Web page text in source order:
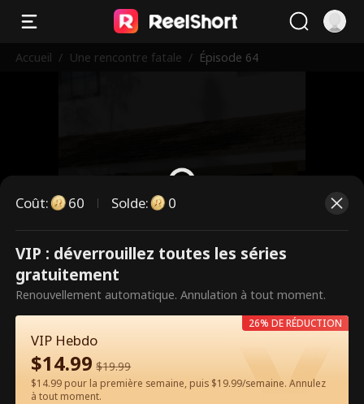
Accueil / Une rencontre fatale / Épisode 64
Ce sont des épisodes payants.
Débloquez pour regarder.
Regarder gratuitement sur l'App
Coût: 60 Solde: 0
VIP : déverrouillez toutes les séries
gratuitement
Renouvellement automatique. Annulation à tout moment.
VIP Hebdo
$14.99 $19.99
$14.99 pour la première semaine, puis $19.99/semaine. Annulez
à tout moment.
26% DE RÉDUCTION